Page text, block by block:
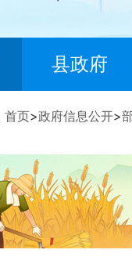
县政府
首页>政府信息公开>